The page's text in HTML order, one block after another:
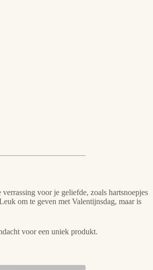
voor je geliefde, zoals hartsnoepjes
om te geven met Valentijnsdag, maar is
voor een uniek produkt.